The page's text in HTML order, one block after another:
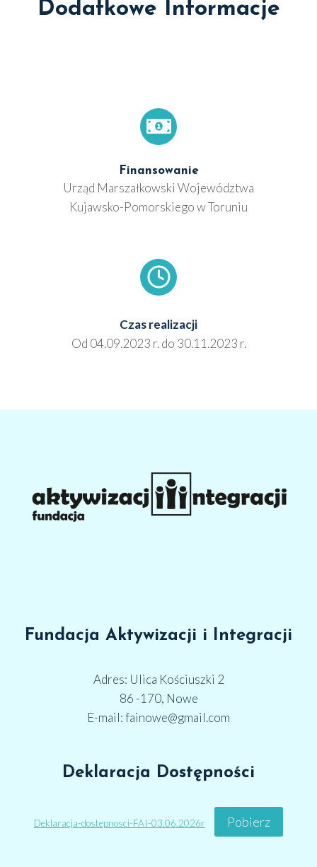
Dodatkowe Informacje
Finansowanie
Urząd Mar­szał­kow­ski Woje­wódz­twa
Kujaw­sko-Pomor­skie­go w Toru­niu
Czas reali­za­cji
Od 04.09.2023 r. do 30.11.2023 r.
Fundacja Aktywizacji i Integracji
Adres: Ulica Kościuszki 2
86 -170, Nowe
E-mail: fainowe@gmail.com
Deklaracja Dostępności
Deklaracja-dostepnosci-FAI-03.06.2026r Pobierz